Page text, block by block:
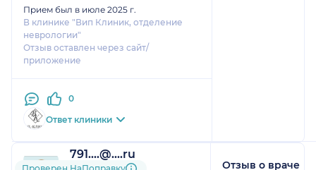
Прием был в июле 2025 г.
В клинике "Вип Клиник, отделение
неврологии"
Отзыв оставлен через сайт/
приложение
0
Ответ клиники
791....@....ru
1 оценка Отзыв о враче